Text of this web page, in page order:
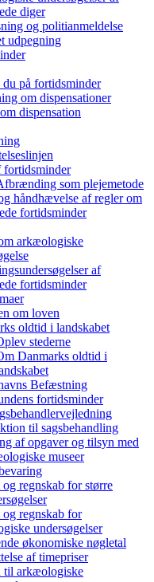
diger
og politianmeldelse
udpegning
du på fortidsminder
om dispensationer
dispensation
fortidsminder
som plejemetode
håndhævelse af regler om
fortidsminder
arkæologiske
af
fortidsminder
om loven
oldtid i landskabet
stederne
Danmarks oldtid i
Befæstning
fortidsminder
til sagsbehandling
af opgaver og tilsyn med
museer
regnskab for større
regnskab for
undersøgelser
økonomiske nøgletal
af timepriser
til arkæologiske